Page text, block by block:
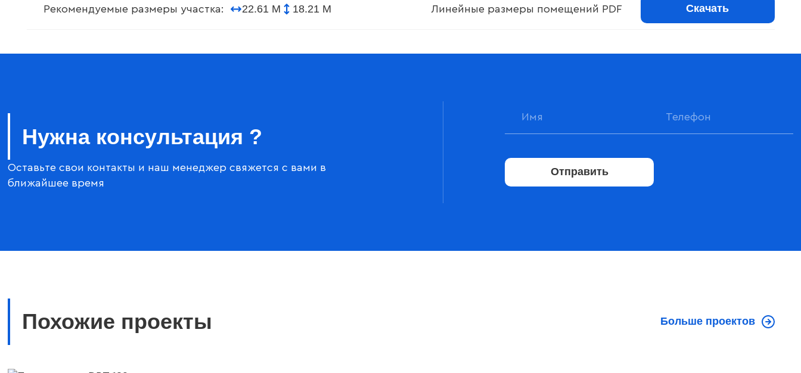
Рекомендуемые размеры участка: 22.61 М 18.21 М Линейные размеры помещений PDF Скачать
Нужна консультация ?
Оставьте свои контакты и наш менеджер свяжется с вами в
ближайшее время
Отправить
Похожие проекты Больше проектов